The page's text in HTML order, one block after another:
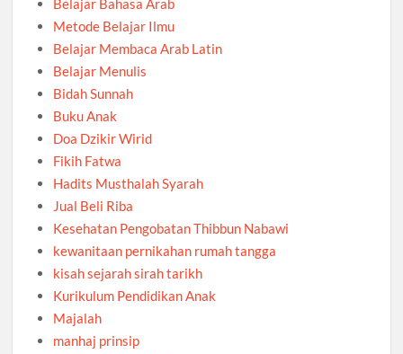
Belajar Bahasa Arab
Metode Belajar Ilmu
Belajar Membaca Arab Latin
Belajar Menulis
Bidah Sunnah
Buku Anak
Doa Dzikir Wirid
Fikih Fatwa
Hadits Musthalah Syarah
Jual Beli Riba
Kesehatan Pengobatan Thibbun Nabawi
kewanitaan pernikahan rumah tangga
kisah sejarah sirah tarikh
Kurikulum Pendidikan Anak
Majalah
manhaj prinsip